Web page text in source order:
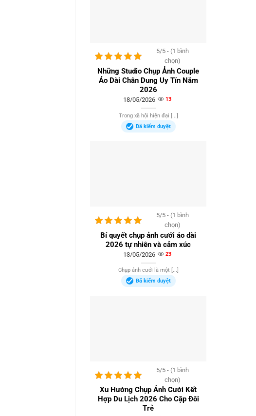
5/5 - (1 bình
chọn)
Những Studio Chụp Ảnh Couple
Áo Dài Chân Dung Uy Tín Năm
2026
18/05/2026 13
Trong xã hội hiện đại [...]
Đã kiểm duyệt
5/5 - (1 bình
chọn)
Bí quyết chụp ảnh cưới áo dài
2026 tự nhiên và cảm xúc
13/05/2026 23
Chụp ảnh cưới là một [...]
Đã kiểm duyệt
5/5 - (1 bình
chọn)
Xu Hướng Chụp Ảnh Cưới Kết
Hợp Du Lịch 2026 Cho Cặp Đôi
Trẻ